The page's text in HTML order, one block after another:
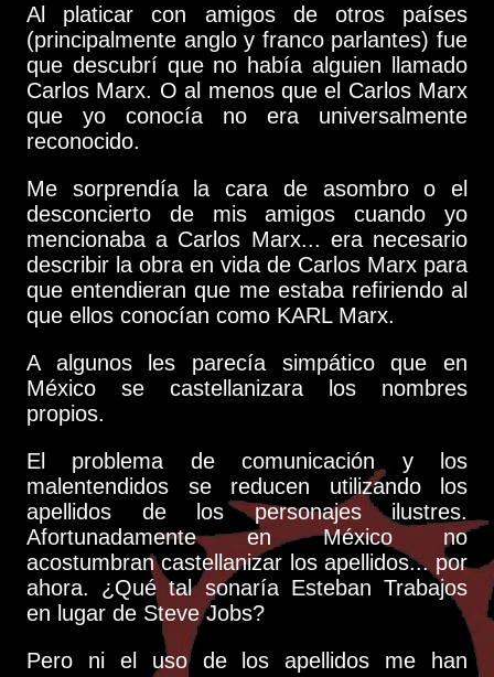
Al platicar con amigos de otros países
(principalmente anglo y franco parlantes) fue
que descubrí que no había alguien llamado
Carlos Marx. O al menos que el Carlos Marx
que yo conocía no era universalmente
reconocido.
Me sorprendía la cara de asombro o el
desconcierto de mis amigos cuando yo
mencionaba a Carlos Marx... era necesario
describir la obra en vida de Carlos Marx para
que entendieran que me estaba refiriendo al
que ellos conocían como KARL Marx.
A algunos les parecía simpático que en
México se castellanizara los nombres
propios.
El problema de comunicación y los
malentendidos se reducen utilizando los
apellidos de los personajes ilustres.
Afortunadamente en México no
acostumbran castellanizar los apellidos... por
ahora. ¿Qué tal sonaría Esteban Trabajos
en lugar de Steve Jobs?
Pero ni el uso de los apellidos me han